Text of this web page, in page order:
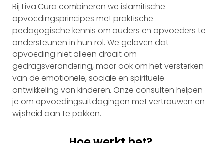
Bij Liva Cura combineren we islamitische
opvoedingsprincipes met praktische
pedagogische kennis om ouders en opvoeders te
ondersteunen in hun rol. We geloven dat
opvoeding niet alleen draait om
gedragsverandering, maar ook om het versterken
van de emotionele, sociale en spirituele
ontwikkeling van kinderen. Onze consulten helpen
je om opvoedingsuitdagingen met vertrouwen en
wijsheid aan te pakken.